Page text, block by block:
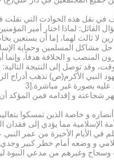
في نقل هذه الحوادث التي
القائل: لماذا اختار أمیر
لا ثالث لهما، إما أن یستعین
حل مشاکل المسلمین وحمایة
المنصب و الخلافة هدفاً،
وقد توصل إلى النتیجة
النبي الأکرم(ص) تذهب أدراج
علیه بصورة غیر مباشرة.[3
شجاعته و إقدامه فمن المؤکد
مما یؤدي إلى فقدان
ممن أسلم في الأیام الأخیرة من
و وضعه أمام خطر کبیر
وغیرهم من مدعي النبوة لیس